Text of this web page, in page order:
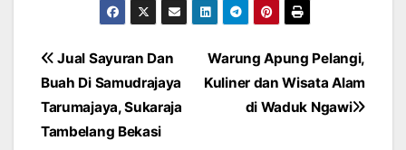
Post
navigation
Warung Apung Pelangi,
Kuliner dan Wisata Alam
di Waduk Ngawi
Jual Sayuran Dan
Buah Di Samudrajaya
Tarumajaya, Sukaraja
Tambelang Bekasi